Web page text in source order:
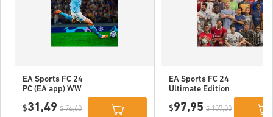
EA Sports FC 24
PC (EA app) WW
$31,49 $ 76,60
EA Sports FC 24
Ultimate Edition
$97,95 $ 107,00